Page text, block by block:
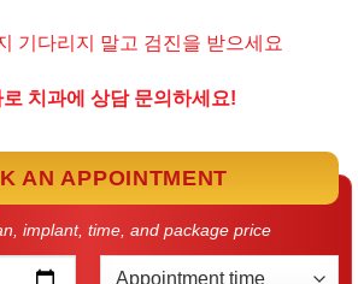
기다리지 말고 검진을 받으세요
로 치과에 상담 문의하세요!
AN APPOINTMENT
implant, time, and package price